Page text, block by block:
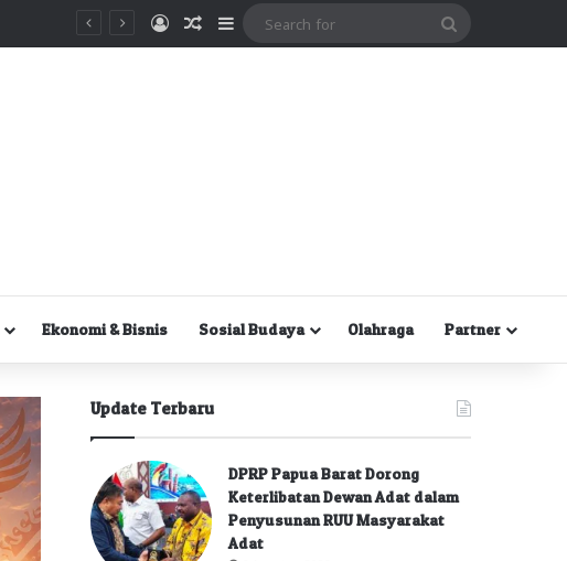
MasukRandom Article
Sidebar
Ekonomi & Bisnis Sosial Budaya Olahraga Partner
Update Terbaru
DPRP Papua Barat Dorong
Keterlibatan Dewan Adat dalam
Penyusunan RUU Masyarakat
Adat